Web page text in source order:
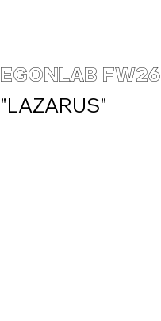
EGONLAB FW26
"LAZARUS"